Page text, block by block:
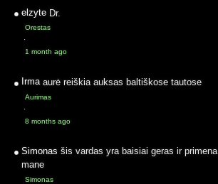
elzyte Dr.
Orestas
·
1 month ago
Irma aurė reiškia auksas baltiškose tautose
Aurimas
·
8 months ago
Simonas šis vardas yra baisiai geras ir primena
mane
Simonas